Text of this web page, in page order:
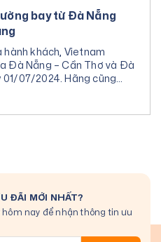
bay từ Đà Nẵng
khách, Vietnam
Đà Nẵng – Cần Thơ và Đà
07/2024. Hãng cũng
bay cho Quý khách.
ĐÃI MỚI NHẤT?
nay để nhận thông tin ưu